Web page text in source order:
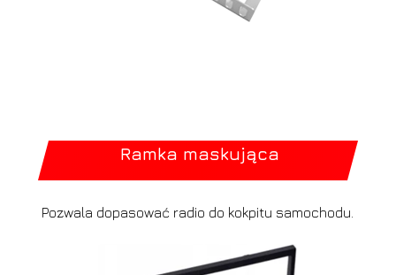
Ramka maskująca
Pozwala dopasować radio do kokpitu samochodu.